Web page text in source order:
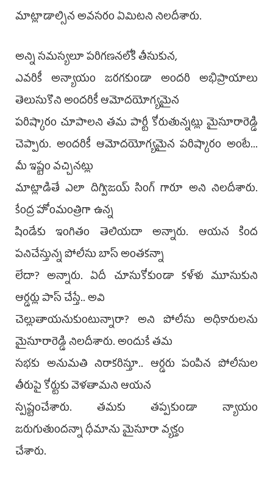
మాట్లాడాల్సిన అవసరం ఏమిటని నిలదీశారు.
అన్ని సమస్యలూ పరిగణనలోకి తీసుకున,
ఎవరికీ అన్యాయం జరగకుండా అందరి అభిప్రాయాలు
తెలుసుకొని అందరికీ ఆమోదయోగ్యమైన
పరిష్కారం చూపాలని తమ పార్టీ కోరుతున్నట్లు మైసూరారెడ్డి
చెప్పారు. అందరికీ ఆమోదయోగ్యమైన పరిష్కారం అంటే...
మీ ఇష్టం వచ్చినట్లు
మాట్లాడితే ఎలా దిగ్విజయ్ సింగ్ గారూ అని నిలదీశారు.
కేంద్ర హోంమంత్రిగా ఉన్న
షిండేకు ఇంగితం తెలియదా అన్నారు. ఆయన కింద
పనిచేస్తున్న పోలీసు బాస్ అంతకన్నా
లేదా? అన్నారు. ఏదీ చూసుకోకుండా కళ్ళు మూసుకుని
ఆర్డర్లు పాస్ చేస్తే.. అవి
చెల్లుతాయనుకుంటున్నారా? అని పోలీసు అధికారులను
మైసూరారెడ్డి నిలదీశారు. అందుకే తమ
సభకు అనుమతి నిరాకరిస్తూ.. ఆర్డరు పంపిన పోలీసుల
తీరుపై కోర్టుకు వెళతామని ఆయన
స్పష్టంచేశారు. తమకు తప్పకుండా న్యాయం
జరుగుతుందన్నా ధీమాను మైసూరా వ్యక్తం
చేశారు.